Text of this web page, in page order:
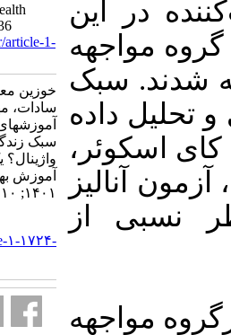
study. Iran J Health Educ Health
Promot 2022; 10 (2) :125-136
URL:http://journal.ihepsa.ir/article-1-
1724-fa.html
خوزین معصومه، برقعی نرجس
سادات، مهربخش زهرا. پیامد
آموزشهای دوران بارداری؛ اصلاح
سبک زندگی یا افزایش زایمان
واژینال؟ یک مطالعه گذشته نگر.
آموزش بهداشت و ارتقای سلامت.
۱۴۰۱; ۱۰ (۲) :۱۲۵-۱۳۶
http://journal.ihepsa.ir/article-۱-۱۷۲۴-